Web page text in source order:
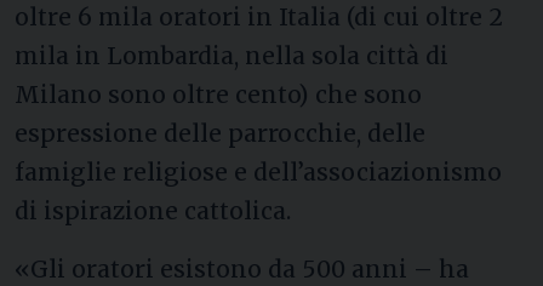
oltre 6 mila oratori in Italia (di cui oltre 2
mila in Lombardia, nella sola città di
Milano sono oltre cento) che sono
espressione delle parrocchie, delle
famiglie religiose e dell’associazionismo
di ispirazione cattolica.
«Gli oratori esistono da 500 anni – ha